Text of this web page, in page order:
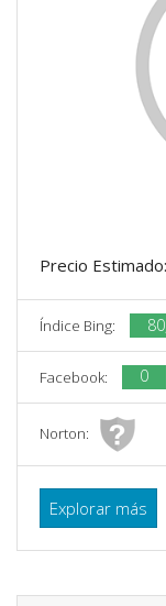
Precio Estimado:
Índice Bing:
Facebook: 0
Norton:
Explorar más